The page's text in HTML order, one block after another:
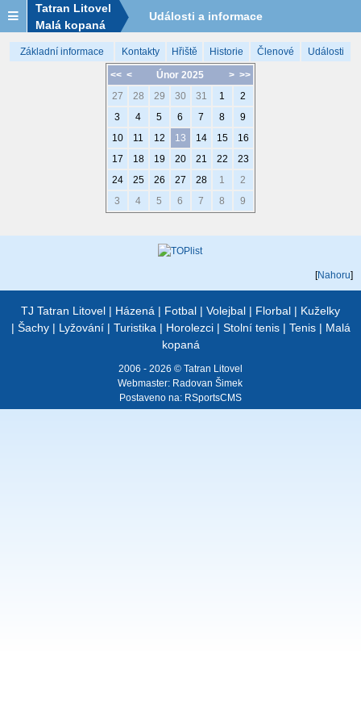
Tatran Litovel
Malá kopaná
Události a informace
Základní informace Kontakty Hřiště Historie Členové Události
<< < > >>
Únor 2025
27
28 29 30 31 1
2
3
4 5 6 7 8
9
10
11 12 13 14 15
16
17
18 19 20 21 22
23
24
25 26 27 28 1
2
3
4 5 6 7 8 9
[Nahoru]
TJ Tatran Litovel | Házená | Fotbal | Volejbal | Florbal | Kuželky
| Šachy| Lyžování| Turistika | Horolezci| Stolní tenis| Tenis| Malá
kopaná
2006 - 2026 © Tatran Litovel
Webmaster: Radovan Šimek
Postaveno na: RSportsCMS